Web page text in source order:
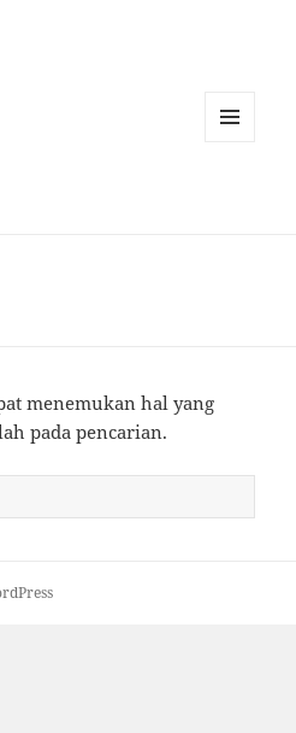
menemukan hal yang
pada pencarian.